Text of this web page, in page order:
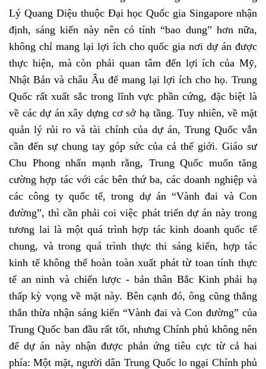
Lý Quang Diệu thuộc Đại học Quốc gia Singapore nhận
định, sáng kiến này nên có tính “bao dung” hơn nữa,
không chỉ mang lại lợi ích cho quốc gia nơi dự án được
thực hiện, mà còn phải quan tâm đến lợi ích của Mỹ,
Nhật Bản và châu Âu để mang lại lợi ích cho họ. Trung
Quốc rất xuất sắc trong lĩnh vực phần cứng, đặc biệt là
về các dự án xây dựng cơ sở hạ tầng. Tuy nhiên, về mặt
quản lý rủi ro và tài chính của dự án, Trung Quốc vẫn
cần đến sự chung tay góp sức của cả thế giới. Giáo sư
Chu Phong nhấn mạnh rằng, Trung Quốc muốn tăng
cường hợp tác với các bên thứ ba, các doanh nghiệp và
các công ty quốc tế, trong dự án “Vành đai và Con
đường”, thì cần phải coi việc phát triển dự án này trong
tương lai là một quá trình hợp tác kinh doanh quốc tế
chung, và trong quá trình thực thi sáng kiến, hợp tác
kinh tế không thể hoàn toàn xuất phát từ toan tính thực
tế an ninh và chiến lược - bản thân Bắc Kinh phải hạ
thấp kỳ vọng về mặt này. Bên cạnh đó, ông cũng thẳng
thắn thừa nhận sáng kiến “Vành đai và Con đường” của
Trung Quốc ban đầu rất tốt, nhưng Chính phủ không nên
để dự án này nhận được phản ứng tiêu cực từ cả hai
phía: Một mặt, người dân Trung Quốc lo ngại Chính phủ